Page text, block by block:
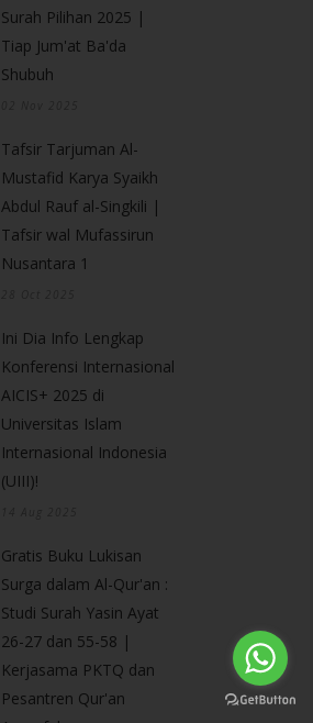
Surah Pilihan 2025 |
Tiap Jum'at Ba'da
Shubuh
Tafsir Tarjuman Al-
Mustafid Karya Syaikh
Abdul Rauf al-Singkili |
Tafsir wal Mufassirun
Nusantara 1
Ini Dia Info Lengkap
Konferensi Internasional
AICIS+ 2025 di
Universitas Islam
Internasional Indonesia
(UIII)!
Gratis Buku Lukisan
Surga dalam Al-Qur'an :
Studi Surah Yasin Ayat
26-27 dan 55-58 |
Kerjasama PKTQ dan
Pesantren Qur'an